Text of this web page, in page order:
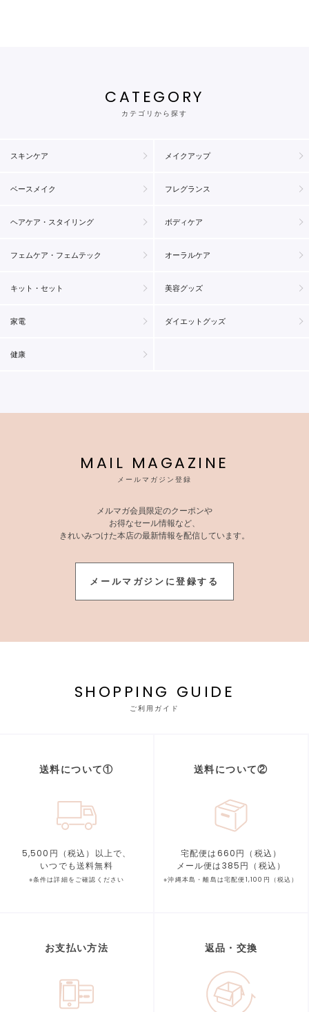
CATEGORY
カテゴリから探す
スキンケア メイクアップ
ベースメイク フレグランス
ヘアケア・スタイリング ボディケア
フェムケア・フェムテック オーラルケア
キット・セット 美容グッズ
家電 ダイエットグッズ
健康
MAIL MAGAZINE
メールマガジン登録
メルマガ会員限定のクーポンや
お得なセール情報など、
きれいみつけた本店の最新情報を配信しています。
メールマガジンに登録する
SHOPPING GUIDE
ご利用ガイド
送料について①
5,500円（税込）以上で、
いつでも送料無料
※条件は詳細をご確認ください
送料について②
宅配便は660円（税込）
メール便は385円（税込）
※沖縄本島・離島は宅配便1,100円（税込）
お支払い方法 返品・交換